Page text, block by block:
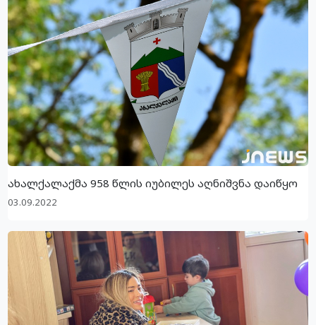
ახალქალაქმა 958 წლის იუბილეს აღნიშვნა დაიწყო
03.09.2022